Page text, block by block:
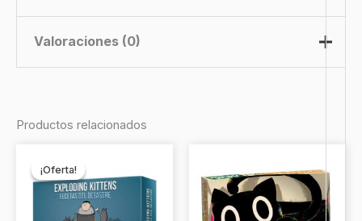
Valoraciones (0)
Japan”
Debesacceder para publicar una valoración.
Productos relacionados
¡Oferta!
¡Oferta!
original
era:
$33.990.
actual
es:
$29.990.